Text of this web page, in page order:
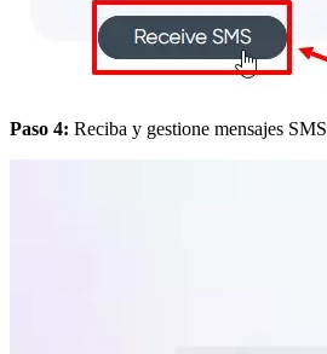
Paso 4: Reciba y gestione mensajes SMS